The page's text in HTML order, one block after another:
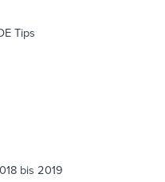
Tips
bis 2019